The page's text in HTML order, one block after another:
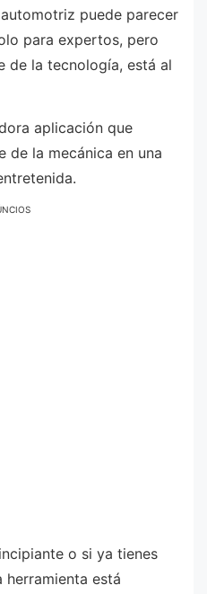
puede parecer
para expertos, pero
de la tecnología, está al
aplicación que
de la mecánica en una
o si ya tienes
herramienta está